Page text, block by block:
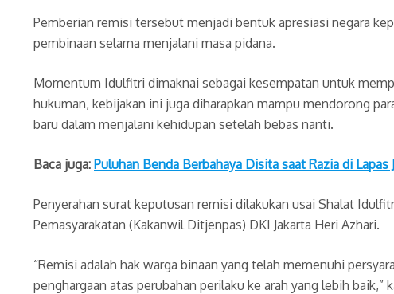
Pemberian remisi tersebut menjadi bentuk apresiasi negara
pembinaan selama menjalani masa pidana.
Momentum Idulfitri dimaknai sebagai kesempatan untuk
hukuman, kebijakan ini juga diharapkan mampu mendorong
baru dalam menjalani kehidupan setelah bebas nanti.
Baca juga: Puluhan Benda Berbahaya Disita saat Razia di Lapas
Penyerahan surat keputusan remisi dilakukan usai Shalat
Pemasyarakatan (Kakanwil Ditjenpas) DKI Jakarta Heri Azhari.
“Remisi adalah hak warga binaan yang telah memenuhi
penghargaan atas perubahan perilaku ke arah yang lebih